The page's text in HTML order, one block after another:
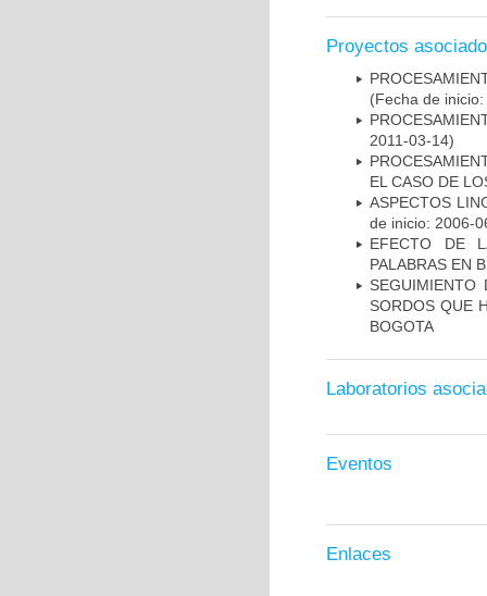
Proyectos
(Fecha de
2011-03-14)
EL CASO DE
ASPECTOS
de inicio: 2006-
EFECTO DE
PALABRAS EN
SEGUIMIENTO
SORDOS QUE
BOGOTA
Laboratorios
Eventos
Enlaces